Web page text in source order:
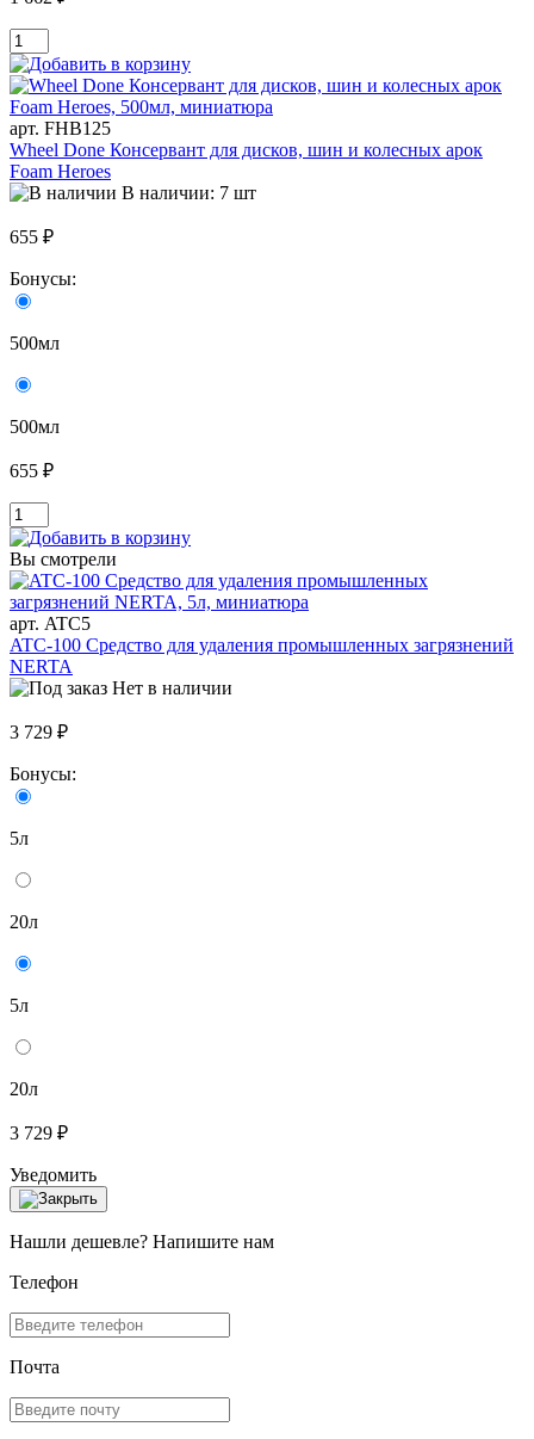
арт. FHB125
Wheel Done Консервант для дисков, шин и колесных арок
Foam Heroes
В наличии: 7 шт
655 ₽
Бонусы:
500мл
500мл
655 ₽
Вы смотрели
арт. ATC5
ATC-100 Средство для удаления промышленных загрязнений
NERTA
Нет в наличии
3 729 ₽
Бонусы:
5л
20л
5л
20л
3 729 ₽
Уведомить
Нашли дешевле? Напишите нам
Телефон
Почта